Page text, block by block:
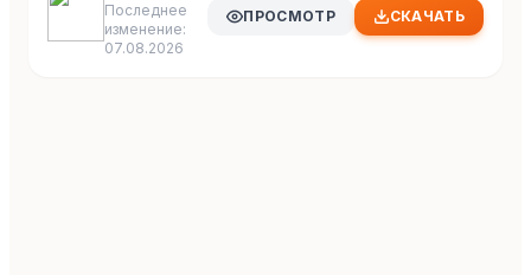
Последнее
изменение:
07.08.2026
ПРОСМОТР СКАЧАТЬ